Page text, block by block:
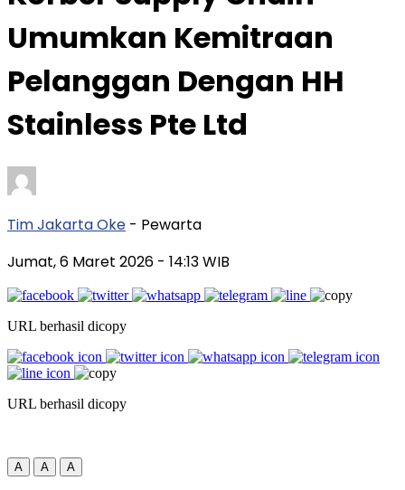
Umumkan Kemitraan
Pelanggan Dengan HH
Stainless Pte Ltd
Tim Jakarta Oke - Pewarta
Jumat, 6 Maret 2026 - 14:13 WIB
URL berhasil dicopy
URL berhasil dicopy
A A A